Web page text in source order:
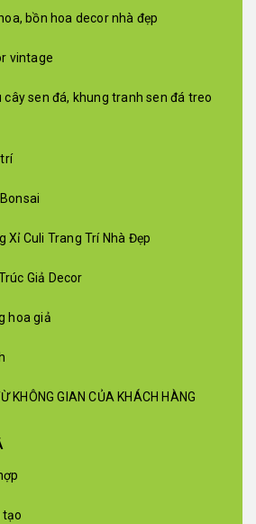
bồn hoa decor nhà đẹp
vintage
cây sen đá, khung tranh sen đá treo
Xỉ Culi Trang Trí Nhà Đẹp
Giả Decor
hoa giả
KHÔNG GIAN CỦA KHÁCH HÀNG
tạo